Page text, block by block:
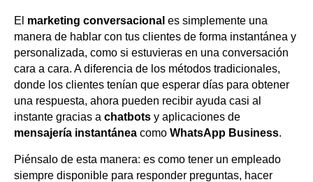
El marketing conversacional es simplemente una
manera de hablar con tus clientes de forma instantánea y
personalizada, como si estuvieras en una conversación
cara a cara. A diferencia de los métodos tradicionales,
donde los clientes tenían que esperar días para obtener
una respuesta, ahora pueden recibir ayuda casi al
instante gracias a chatbots y aplicaciones de
mensajería instantánea como WhatsApp Business.
Piénsalo de esta manera: es como tener un empleado
siempre disponible para responder preguntas, hacer